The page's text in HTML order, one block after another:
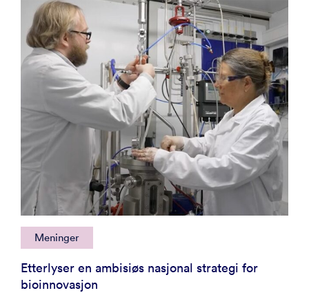
Meninger
Etterlyser en ambisiøs nasjonal strategi for
bioinnovasjon